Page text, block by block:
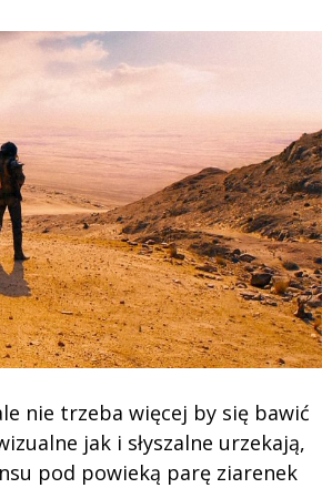
nie trzeba więcej by się bawić
jak i słyszalne urzekają,
pod powieką parę ziarenek